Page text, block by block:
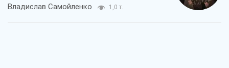
Владислав Самойленко 1,0 т.